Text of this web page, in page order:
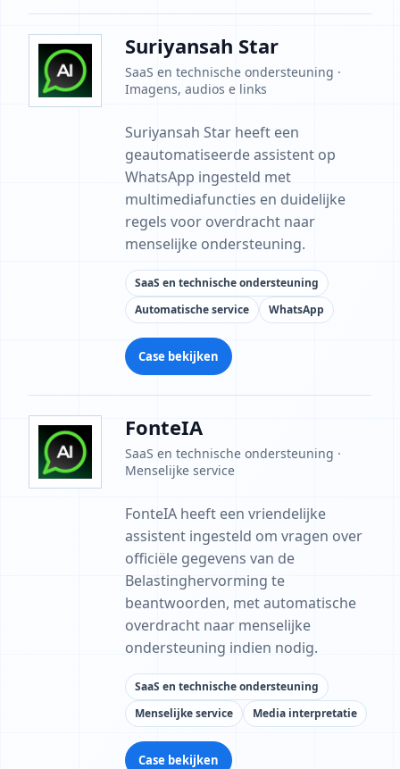
Suriyansah Star
SaaS en technische ondersteuning ·
Imagens, audios e links
Suriyansah Star heeft een
geautomatiseerde assistent op
WhatsApp ingesteld met
multimediafuncties en duidelijke
regels voor overdracht naar
menselijke ondersteuning.
SaaS en technische ondersteuning
Automatische service
WhatsApp
Case bekijken
FonteIA
SaaS en technische ondersteuning ·
Menselijke service
FonteIA heeft een vriendelijke
assistent ingesteld om vragen over
officiële gegevens van de
Belastinghervorming te
beantwoorden, met automatische
overdracht naar menselijke
ondersteuning indien nodig.
SaaS en technische ondersteuning
Menselijke service
Media interpretatie
Case bekijken